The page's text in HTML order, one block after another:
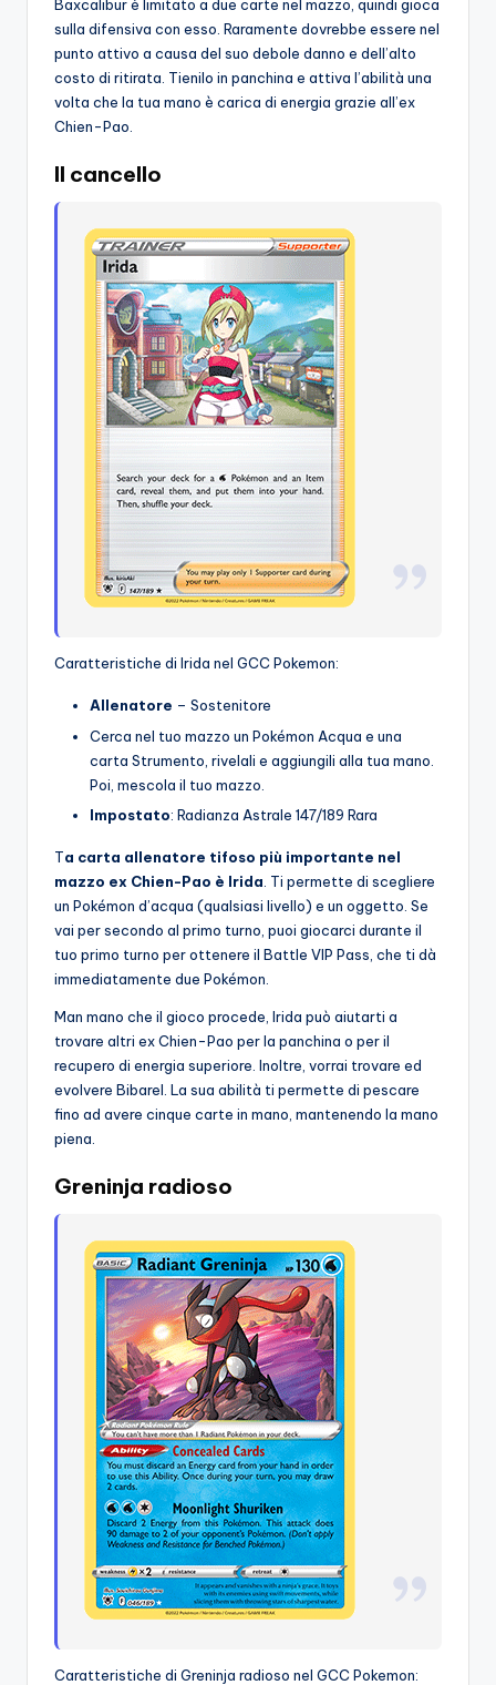
Baxcalibur è limitato a due carte nel mazzo, quindi gioca
sulla difensiva con esso. Raramente dovrebbe essere nel
punto attivo a causa del suo debole danno e dell’alto
costo di ritirata. Tienilo in panchina e attiva l’abilità una
volta che la tua mano è carica di energia grazie all’ex
Chien-Pao.
Il cancello
Caratteristiche di Irida nel GCC Pokemon:
Allenatore – Sostenitore
Cerca nel tuo mazzo un Pokémon Acqua e una
carta Strumento, rivelali e aggiungili alla tua mano.
Poi, mescola il tuo mazzo.
Impostato: Radianza Astrale 147/189 Rara
Ta carta allenatore tifoso più importante nel
mazzo ex Chien-Pao è Irida . Ti permette di scegliere
un Pokémon d’acqua (qualsiasi livello) e un oggetto. Se
vai per secondo al primo turno, puoi giocarci durante il
tuo primo turno per ottenere il Battle VIP Pass, che ti dà
immediatamente due Pokémon.
Man mano che il gioco procede, Irida può aiutarti a
trovare altri ex Chien-Pao per la panchina o per il
recupero di energia superiore. Inoltre, vorrai trovare ed
evolvere Bibarel. La sua abilità ti permette di pescare
fino ad avere cinque carte in mano, mantenendo la mano
piena.
Greninja radioso
Caratteristiche di Greninja radioso nel GCC Pokemon: